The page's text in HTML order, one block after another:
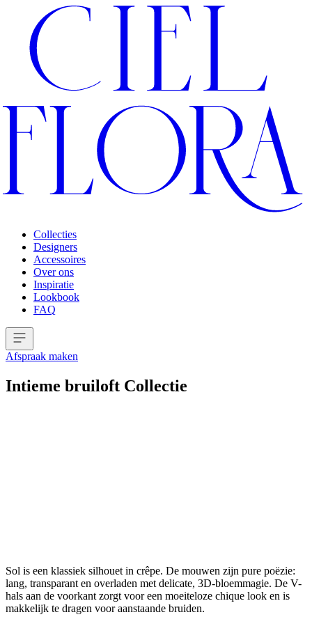
Collecties
Designers
Accessoires
Over ons
Inspiratie
Lookbook
FAQ
Afspraak maken
Intieme bruiloft Collectie
Sol is een klassiek silhouet in crêpe. De mouwen zijn pure poëzie:
lang, transparant en overladen met delicate, 3D-bloemmagie. De V-
hals aan de voorkant zorgt voor een moeiteloze chique look en is
makkelijk te dragen voor aanstaande bruiden.